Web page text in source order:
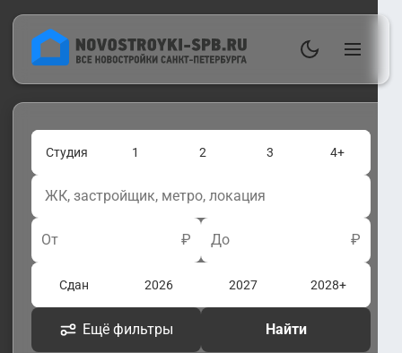
Студия 1 2 3 4+
От ₽ До ₽
Сдан 2026 2027 2028+
Ещё фильтры Найти